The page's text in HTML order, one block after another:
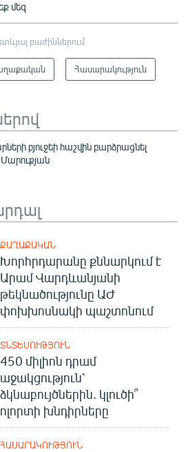
մեզ
բաժիններում
Հասարակություն
բյուջեի հաշվին բարձրացնել
ՔԱՂԱՔԱԿԱՆ
Խորհրդարանը քննարկում է
Արամ Վարդևանյանի
թեկնածությունը ԱԺ
փոխխոսնակի պաշտոնում
ՏՆՏԵՍՈՒԹՅՈՒՆ
450 միլիոն դրամ
աջակցություն՝
ձկնաբույծներին. կլուծի՞
ոլորտի խնդիրները
ՀԱՍԱՐԱԿՈՒԹՅՈՒՆ